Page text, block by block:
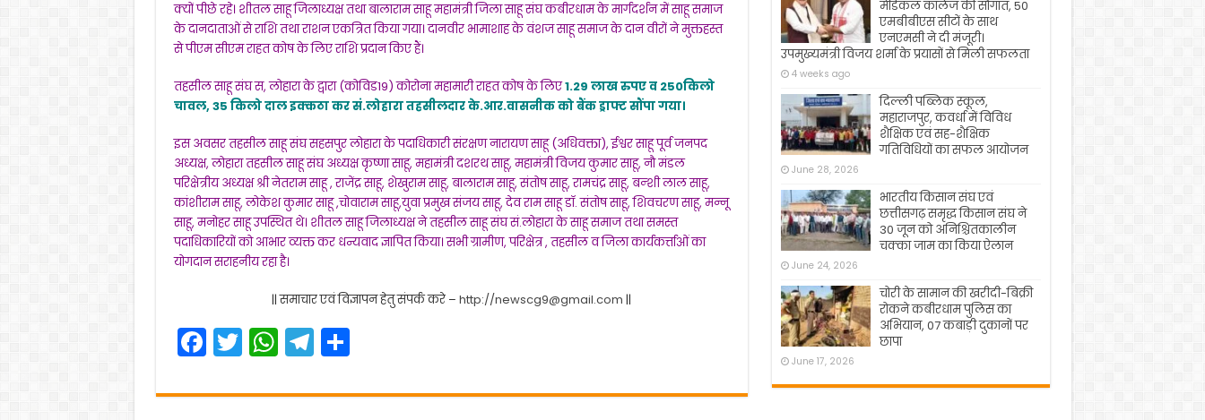
क्यों पीछे रहे। शीतल साहू जिलाध्यक्ष तथा बालाराम साहू महामंत्री जिला साहू संघ कबीरधाम के मार्गदर्शन में साहू समाज
के दानदाताओं से राशि तथा राशन एकत्रित किया गया। दानवीर भामाशाह के वंशज साहू समाज के दान वीरों ने मुक्तहस्त
से पीएम सीएम राहत कोष के लिए राशि प्रदान किए हैं।
तहसील साहू संघ स, लोहारा के द्वारा (कोविड19) कोरोना महामारी राहत कोष के लिए1.29 लाख रुपए व 250किलो
चावल, 35 किलो दाल इक्कठा कर सं.लोहारा तहसीलदार के.आर.वासनीक को बैंक ड्राफ्ट सौंपा गया।
इस अवसर तहसील साहू संघ सहसपुर लोहारा के पदाधिकारी संरक्षण नारायण साहू (अधिवक्ता), ईश्वर साहू पूर्व जनपद
अध्यक्ष, लोहारा तहसील साहू संघ अध्यक्ष कृष्णा साहू, महामंत्री दशरथ साहू, महामंत्री विजय कुमार साहू, नौ मंडल
परिक्षेत्रीय अध्यक्ष श्री नेतराम साहू , राजेंद्र साहू, शेखुराम साहू, बालाराम साहू, संतोष साहू, रामचंद्र साहू, बन्शी लाल साहू,
कांशीराम साहू, लोकेश कुमार साहू ,चोवाराम साहू,युवा प्रमुख संजय साहू, देव राम साहू डॉ. संतोष साहू, शिवचरण साहू, मन्नू
साहू, मनोहर साहू उपस्थित थे। शीतल साहू जिलाध्यक्ष ने तहसील साहू संघ सं.लोहारा के साहू समाज तथा समस्त
पदाधिकारियों को आभार व्यक्त कर धन्यवाद ज्ञापित किया। सभी ग्रामीण, परिक्षेत्र , तहसील व जिला कार्यकर्त्ताओं का
योगदान सराहनीय रहा है।
|| समाचार एवं विज्ञापन हेतु संपर्क करे – http://newscg9@gmail.com ||
F
a
c
T
w
itt
W
h
a
T
el
e
S
ar
मेडिकल कॉलेज की सौगात, 50
एमबीबीएस सीटों के साथ
एनएमसी ने दी मंजूरी।
उपमुख्यमंत्री विजय शर्मा के प्रयासों से मिली सफलता
4 weeks ago
दिल्ली पब्लिक स्कूल,
महाराजपुर, कवर्धा में विविध
शैक्षिक एवं सह-शैक्षिक
गतिविधियों का सफल आयोजन
June 28, 2026
भारतीय किसान संघ एवं
छत्तीसगढ़ समृद्ध किसान संघ ने
30 जून को अनिश्चितकालीन
चक्का जाम का किया ऐलान
June 24, 2026
चोरी के सामान की खरीदी-बिक्री
रोकने कबीरधाम पुलिस का
अभियान, 07 कबाड़ी दुकानों पर
छापा
June 17, 2026